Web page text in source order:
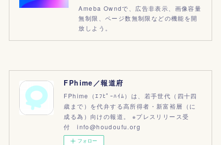
Ameba Owndで、広告非表示、画像容量
無制限、ページ数無制限などの機能を開
放しよう。
FPhime／報道府
FPhime（ｴﾌﾋﾟｰﾊｲﾑ）は、若手世代（四十四
歳まで）を代弁する高所得者・新富裕層（に
成る為）向けの報道。 ※プレスリリース受
付 info@houdoufu.org
フォロー